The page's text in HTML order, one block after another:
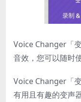
Voice Changer「
音效，您可以随时
Voice Changer「
有用且有趣的变声